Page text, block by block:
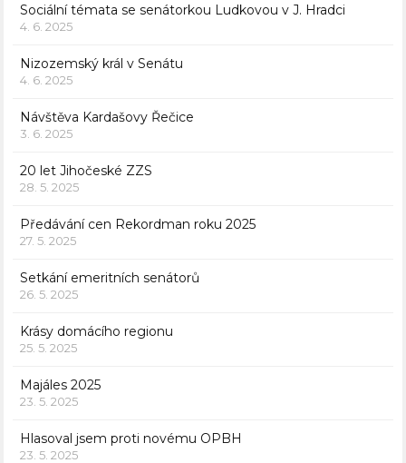
Sociální témata se senátorkou Ludkovou v J. Hradci
4. 6. 2025
Nizozemský král v Senátu
4. 6. 2025
Návštěva Kardašovy Řečice
3. 6. 2025
20 let Jihočeské ZZS
28. 5. 2025
Předávání cen Rekordman roku 2025
27. 5. 2025
Setkání emeritních senátorů
26. 5. 2025
Krásy domácího regionu
25. 5. 2025
Majáles 2025
23. 5. 2025
Hlasoval jsem proti novému OPBH
23. 5. 2025